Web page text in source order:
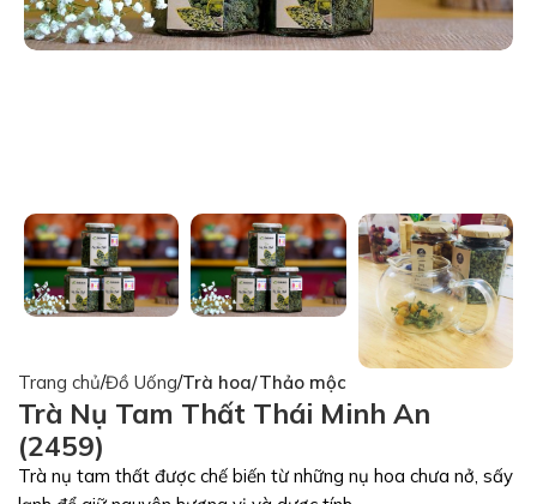
Trang chủ Đồ Uống Trà hoa/Thảo mộc
Trà Nụ Tam Thất Thái Minh An
(2459)
Trà nụ tam thất được chế biến từ những nụ hoa chưa nở, sấy